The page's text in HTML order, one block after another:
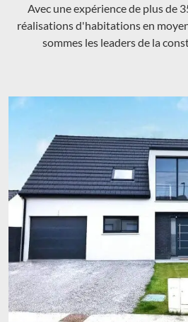
Avec une expérience de plus de
réalisations d'habitations en
sommes les leaders de la